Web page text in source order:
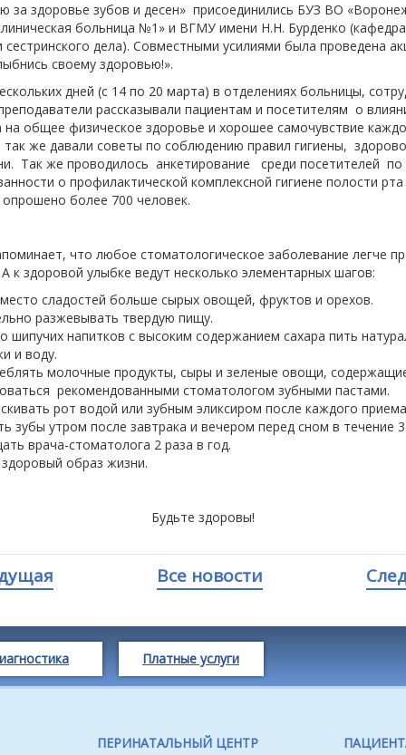
за здоровье зубов и десен» присоединились БУЗ ВО
больница №1» и ВГМУ имени Н.Н. Бурденко (кафедра
сестринского дела). Совместными усилиями была проведена
своему здоровью!».
дней (с 14 по 20 марта) в отделениях больницы,
рассказывали пациентам и посетителям о
на общее физическое здоровье и хорошее самочувствие
же давали советы по соблюдению правил гигиены,
Так же проводилось анкетирование среди посетителей по
о профилактической комплексной гигиене полости рта
более 700 человек.
что любое стоматологическое заболевание легче
к здоровой улыбке ведут несколько элементарных шагов:
сладостей больше сырых овощей, фруктов и орехов.
разжевывать твердую пищу.
шипучих напитков с высоким содержанием сахара пить
и воду.
молочные продукты, сыры и зеленые овощи,
рекомендованными стоматологом зубными пастами.
рот водой или зубным эликсиром после каждого
зубы утром после завтрака и вечером перед сном в течение
врача-стоматолога 2 раза в год.
образ жизни.
Будьте здоровы!
Все новости
Платные услуги
ПЕРИНАТАЛЬНЫЙ ЦЕНТР